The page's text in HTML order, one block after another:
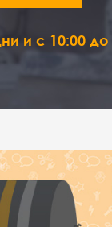
и с 10:00